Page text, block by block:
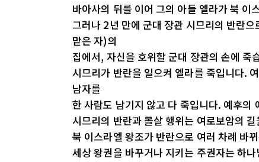
바아사의 뒤를 이어 그의 아들 엘라가 북 이
그러나 2년 만에 군대 장관 시므리의 반란
맡은 자)의
집에서, 자신을 호위할 군대 장관의 손에
시므리가 반란을 일으켜 엘라를 죽입니다.
남자를
한 사람도 남기지 않고 다 죽입니다. 예후
시므리의 반란과 몰살 행위는 여로보암의
북 이스라엘 왕조가 반란으로 여러 차례 바
세상 왕권을 바꾸거나 지키는 주권자는 하